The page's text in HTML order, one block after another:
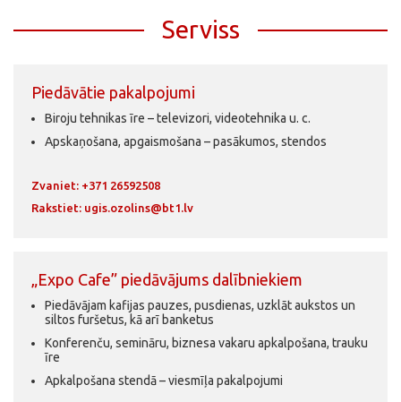
Serviss
Piedāvātie pakalpojumi
Biroju tehnikas īre – televizori, videotehnika u. c.
Apskaņošana, apgaismošana – pasākumos, stendos
Zvaniet: +371 26592508
Rakstiet: ugis.ozolins@bt1.lv
„Expo Cafe” piedāvājums dalībniekiem
Piedāvājam kafijas pauzes, pusdienas, uzklāt aukstos un
siltos furšetus, kā arī banketus
Konferenču, semināru, biznesa vakaru apkalpošana, trauku
īre
Apkalpošana stendā – viesmīļa pakalpojumi